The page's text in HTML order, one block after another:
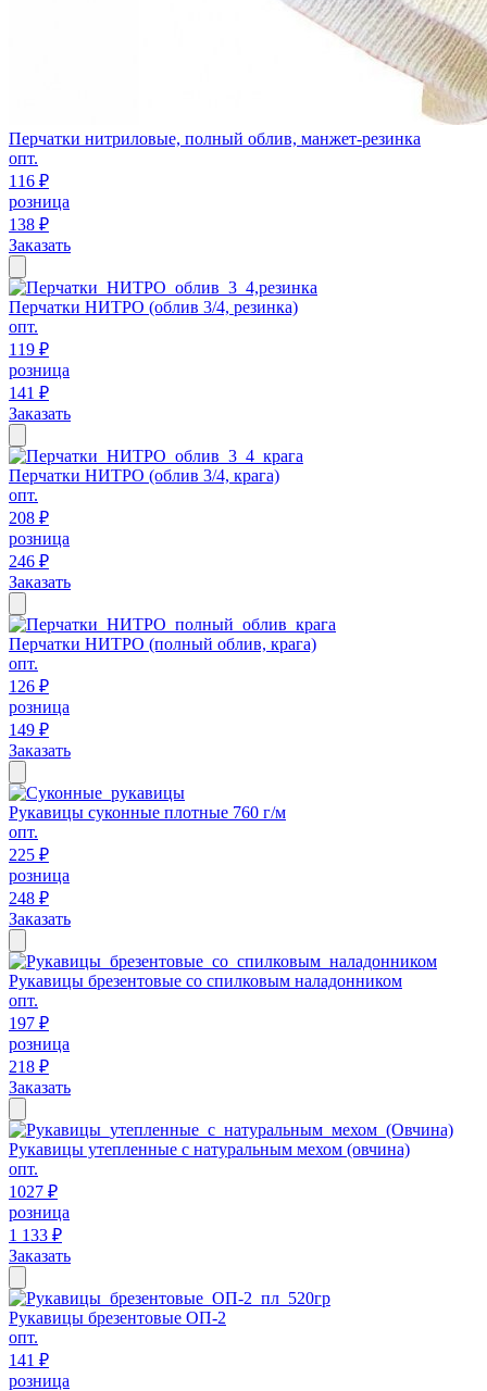
Перчатки нитриловые, полный облив, манжет-резинка
опт.
116 ₽
розница
138 ₽
Заказать
Перчатки НИТРО (облив 3/4, резинка)
опт.
119 ₽
розница
141 ₽
Заказать
Перчатки НИТРО (облив 3/4, крага)
опт.
208 ₽
розница
246 ₽
Заказать
Перчатки НИТРО (полный облив, крага)
опт.
126 ₽
розница
149 ₽
Заказать
Рукавицы суконные плотные 760 г/м
опт.
225 ₽
розница
248 ₽
Заказать
Рукавицы брезентовые со спилковым наладонником
опт.
197 ₽
розница
218 ₽
Заказать
Рукавицы утепленные с натуральным мехом (овчина)
опт.
1027 ₽
розница
1 133 ₽
Заказать
Рукавицы брезентовые ОП-2
опт.
141 ₽
розница